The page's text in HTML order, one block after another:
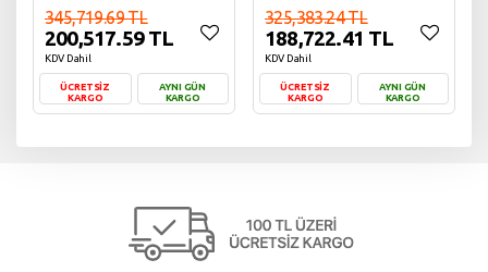
345,719.69 TL
200,517.59 TL
KDV Dahil
ÜCRETSİZ
KARGO
AYNI GÜN
KARGO
325,383.24 TL
188,722.41 TL
KDV Dahil
ÜCRETSİZ
KARGO
AYNI GÜN
KARGO